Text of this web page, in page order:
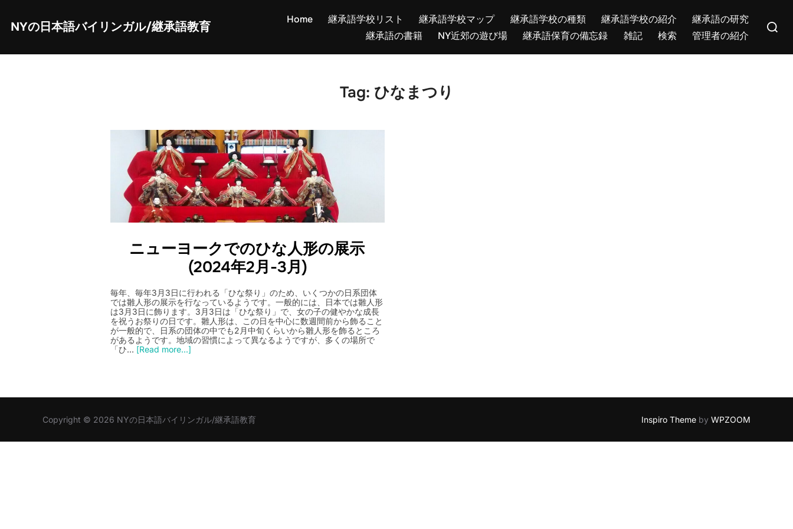
content
NYの日本語バイリンガル/継承語教育
Home 継承語学校リスト 継承語学校マップ 継承語学校の種類 継承語学校の紹介
継承語の研究
継承語の書籍
NY近郊の遊び場 継承語保育の備忘録 雑記 検索 管理者の紹介
for:
Tag: ひなまつり
ニューヨークでのひな人形の展示
(2024年2月-3月)
毎年、毎年3月3日に行われる「ひな祭り」のため、いくつかの日系団体
では雛人形の展示を行なっているようです。一般的には、日本では雛人形
は3月3日に飾ります。3月3日は「ひな祭り」で、女の子の健やかな成長
を祝うお祭りの日です。雛人形は、この日を中心に数週間前から飾ること
が一般的で、日系の団体の中でも2月中旬くらいから雛人形を飾るところ
があるようです。地域の習慣によって異なるようですが、多くの場所で
「ひ… [Read more...]
Copyright © 2026 NYの日本語バイリンガル/継承語教育 Inspiro Theme by WPZOOM